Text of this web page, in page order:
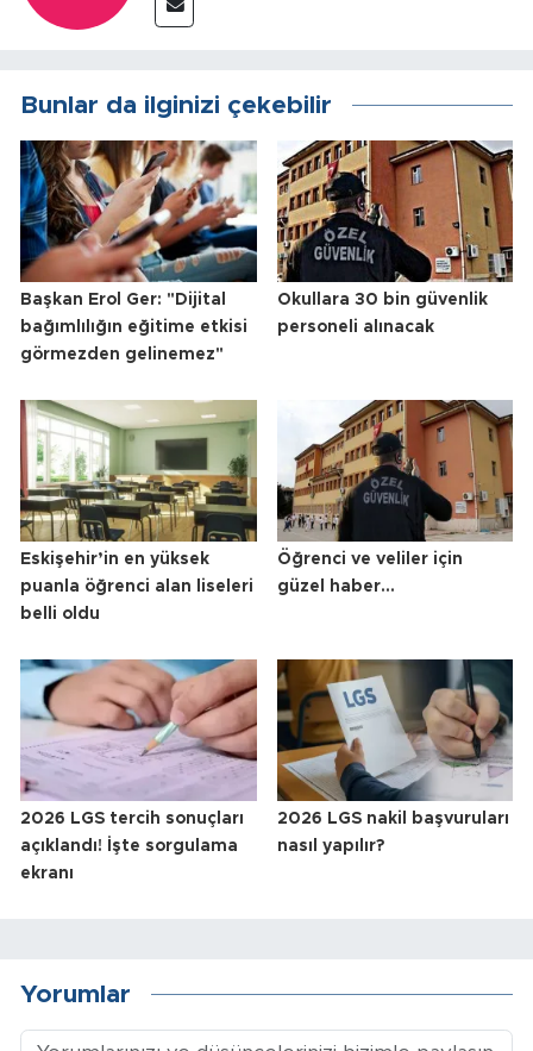
Bunlar da ilginizi çekebilir
Başkan Erol Ger: "Dijital
bağımlılığın eğitime etkisi
görmezden gelinemez"
Okullara 30 bin güvenlik
personeli alınacak
Eskişehir’in en yüksek
puanla öğrenci alan liseleri
belli oldu
Öğrenci ve veliler için
güzel haber...
2026 LGS tercih sonuçları
açıklandı! İşte sorgulama
ekranı
2026 LGS nakil başvuruları
nasıl yapılır?
Yorumlar